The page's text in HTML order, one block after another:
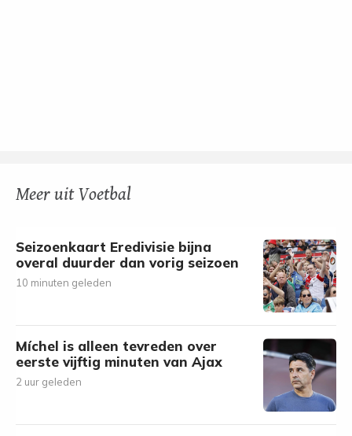
Meer uit Voetbal
Seizoenkaart Eredivisie bijna
overal duurder dan vorig seizoen
10 minuten geleden
Míchel is alleen tevreden over
eerste vijftig minuten van Ajax
2 uur geleden